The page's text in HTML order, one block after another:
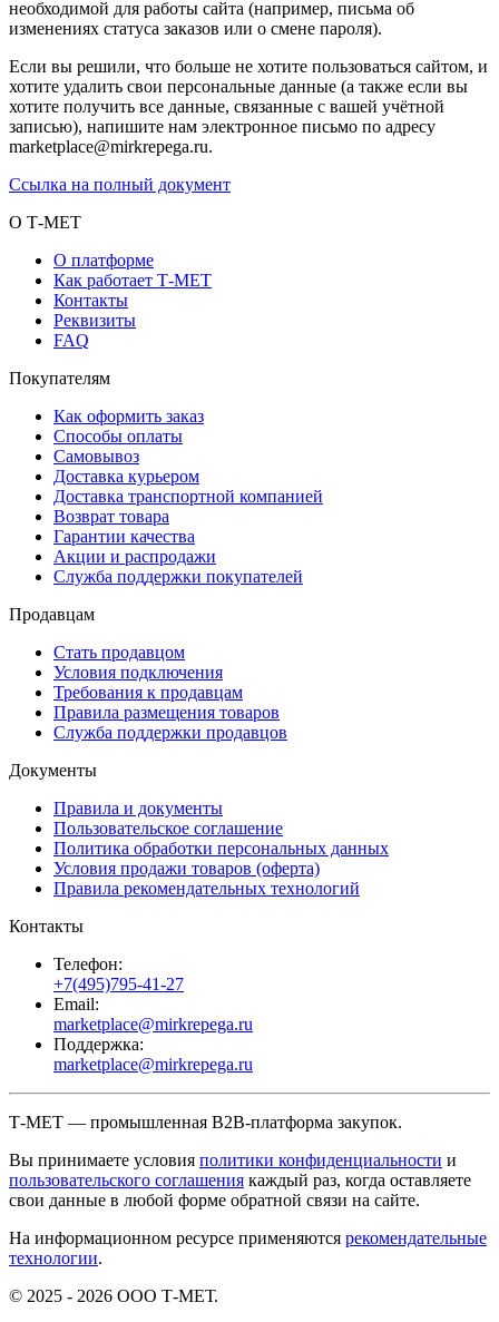
необходимой для работы сайта (например, письма об
изменениях статуса заказов или о смене пароля).
Если вы решили, что больше не хотите пользоваться сайтом, и
хотите удалить свои персональные данные (а также если вы
хотите получить все данные, связанные с вашей учётной
записью), напишите нам электронное письмо по адресу
marketplace@mirkrepega.ru.
Ссылка на полный документ
О Т-МЕТ
О платформе
Как работает Т-МЕТ
Контакты
Реквизиты
FAQ
Покупателям
Как оформить заказ
Способы оплаты
Самовывоз
Доставка курьером
Доставка транспортной компанией
Возврат товара
Гарантии качества
Акции и распродажи
Служба поддержки покупателей
Продавцам
Стать продавцом
Условия подключения
Требования к продавцам
Правила размещения товаров
Служба поддержки продавцов
Документы
Правила и документы
Пользовательское соглашение
Политика обработки персональных данных
Условия продажи товаров (оферта)
Правила рекомендательных технологий
Контакты
Телефон:
+7(495)795-41-27
Email:
marketplace@mirkrepega.ru
Поддержка:
marketplace@mirkrepega.ru
Т-МЕТ — промышленная B2B-платформа закупок.
Вы принимаете условия политики конфиденциальности и
пользовательского соглашения каждый раз, когда оставляете
свои данные в любой форме обратной связи на сайте.
На информационном ресурсе применяются рекомендательные
технологии.
© 2025 - 2026 ООО Т-МЕТ.